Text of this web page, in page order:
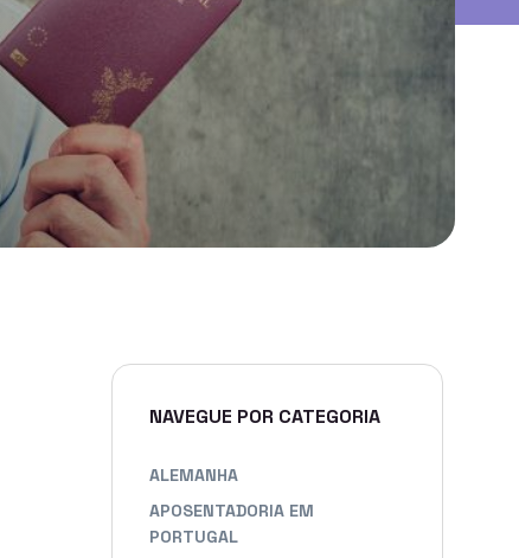
NAVEGUE POR CATEGORIA
ALEMANHA
APOSENTADORIA EM
PORTUGAL